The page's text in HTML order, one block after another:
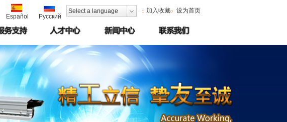
Español Русский
Select a language 加入收藏 设为首页